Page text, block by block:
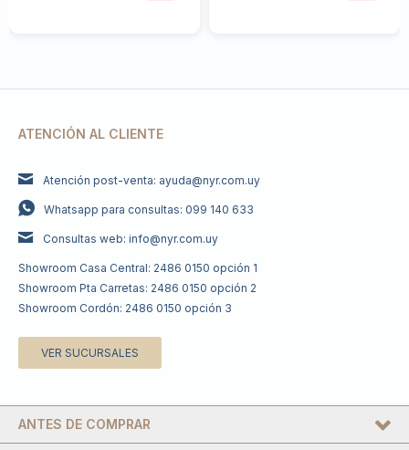
ATENCIÓN AL CLIENTE
Atención post-venta: ayuda@nyr.com.uy
Whatsapp para consultas: 099 140 633
Consultas web: info@nyr.com.uy
Showroom Casa Central: 2486 0150 opción 1
Showroom Pta Carretas: 2486 0150 opción 2
Showroom Cordón: 2486 0150 opción 3
VER SUCURSALES
ANTES DE COMPRAR